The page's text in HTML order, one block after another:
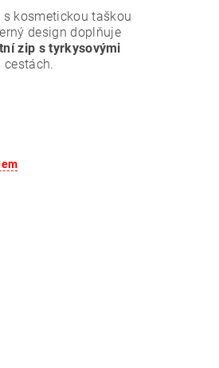
s kosmetickou taškou
design doplňuje
zip s tyrkysovými
cestách.